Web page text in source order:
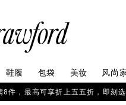
索
你
的
鞋履 包袋 美妆 风尚
，最高可享折上五五折，即刻选